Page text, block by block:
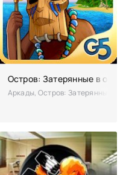
которая заставит вас
Остров: Затерянные в
Аркады, Остров: Затерянные в